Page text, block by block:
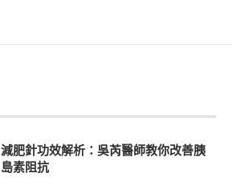
減肥針功效解析：吳芮醫師教你改善胰
島素阻抗